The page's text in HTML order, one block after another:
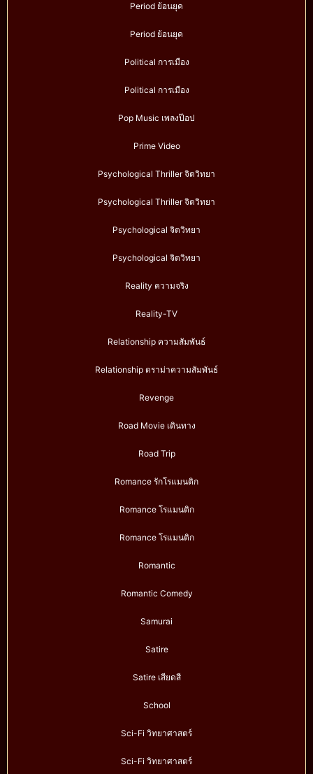
Period ย้อนยุค
Period ย้อนยุค
Political การเมือง
Political การเมือง
Pop Music เพลงป๊อป
Prime Video
Psychological Thriller จิตวิทยา
Psychological Thriller จิตวิทยา
Psychological จิตวิทยา
Psychological จิตวิทยา
Reality ความจริง
Reality-TV
Relationship ความสัมพันธ์
Relationship ดราม่าความสัมพันธ์
Revenge
Road Movie เดินทาง
Road Trip
Romance รักโรแมนติก
Romance โรแมนติก
Romance โรแมนติก
Romantic
Romantic Comedy
Samurai
Satire
Satire เสียดสี
School
Sci-Fi วิทยาศาสตร์
Sci-Fi วิทยาศาสตร์